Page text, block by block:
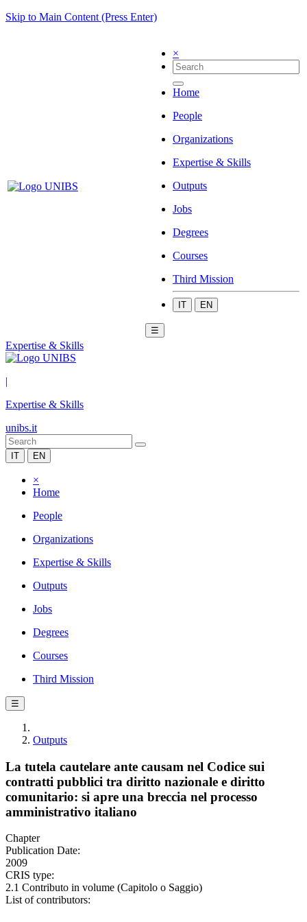
Skip to Main Content (Press Enter)
×
Home
People
Organizations
Expertise & Skills
Outputs
Jobs
Degrees
Courses
Third Mission
IT EN
☰
Expertise & Skills
|
Expertise & Skills
unibs.it
IT EN
×
Home
People
Organizations
Expertise & Skills
Outputs
Jobs
Degrees
Courses
Third Mission
☰
Outputs
La tutela cautelare ante causam nel Codice sui
contratti pubblici tra diritto nazionale e diritto
comunitario: si apre una breccia nel processo
amministrativo italiano
Chapter
Publication Date:
2009
CRIS type:
2.1 Contributo in volume (Capitolo o Saggio)
List of contributors: